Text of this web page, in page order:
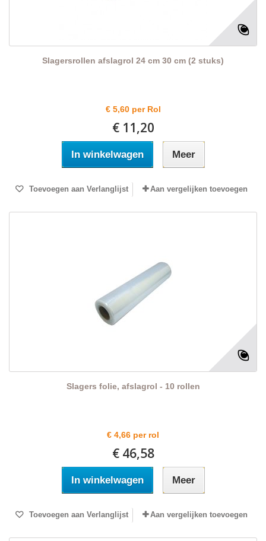
Slagersrollen afslagrol 24 cm 30 cm (2 stuks)
€ 5,60 per Rol
€ 11,20
In winkelwagen Meer
Toevoegen aan Verlanglijst Aan vergelijken toevoegen
Slagers folie, afslagrol - 10 rollen
€ 4,66 per rol
€ 46,58
In winkelwagen Meer
Toevoegen aan Verlanglijst Aan vergelijken toevoegen